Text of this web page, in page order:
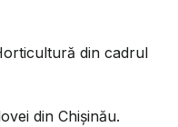
din cadrul
din Chișinău.